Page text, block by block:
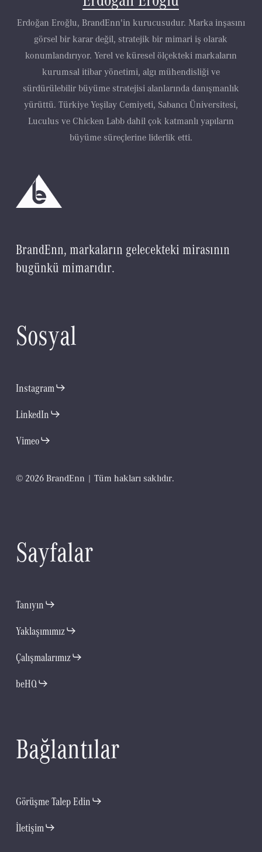
Erdoğan Eroğlu, BrandEnn'in kurucusudur. Marka inşasını
görsel bir karar değil, stratejik bir mimari iş olarak
konumlandırıyor. Yerel ve küresel ölçekteki markaların
kurumsal itibar yönetimi, algı mühendisliği ve
sürdürülebilir büyüme stratejisi alanlarında danışmanlık
yürüttü. Türkiye Yeşilay Cemiyeti, Sabancı Üniversitesi,
Luculus ve Chicken Labb dahil çok katmanlı yapıların
büyüme süreçlerine liderlik etti.
BrandEnn, markaların gelecekteki mirasının
bugünkü mimarıdır.
Sosyal
Instagram
LinkedIn
Vimeo
© 2026 BrandEnn | Tüm hakları saklıdır.
Sayfalar
Tanıyın
Yaklaşımımız
Çalışmalarımız
beHQ
Bağlantılar
Görüşme Talep Edin
İletişim